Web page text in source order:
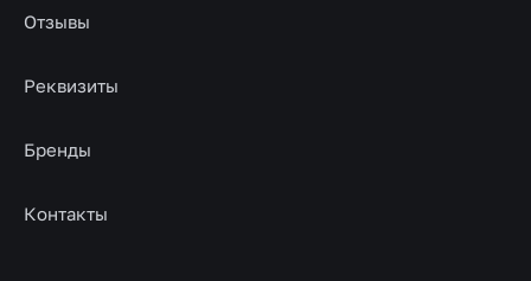
Отзывы
Реквизиты
Бренды
Контакты